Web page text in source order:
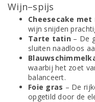
Wijn–spijs
Cheesecake
wijn snijden
Tarte tatin– De
sluiten naadloos
waarbij het zoet
balanceert.
Foie gras – De
opgetild door de